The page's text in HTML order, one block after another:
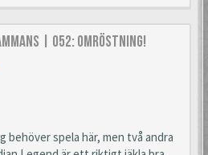
| 052: Omröstning!
behöver spela här, men två andra